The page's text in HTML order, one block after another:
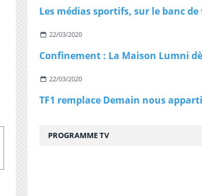
22/03/2020
22/03/2020
PROGRAMME TV